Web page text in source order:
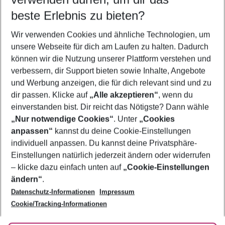
5-8 Nächte
2 Erwachsene Keine Kinder
Mehr Filter anzeigen
Footer
Footer navigation
Über uns
AGB
Bestpreisgarantie
Cookie-Einstellungen ändern
Cookie-Richtlinie
Agenturbetreuung
Barrierefreies Reisen
Folge uns
beste Erlebnis zu bieten?
Wir verwenden Cookies und ähnliche Technologien, um
unsere Webseite für dich am Laufen zu halten. Dadurch
können wir die Nutzung unserer Plattform verstehen und
verbessern, dir Support bieten sowie Inhalte, Angebote
und Werbung anzeigen, die für dich relevant sind und zu
dir passen. Klicke auf „Alle akzeptieren“, wenn du
einverstanden bist. Dir reicht das Nötigste? Dann wähle
„Nur notwendige Cookies“. Unter „Cookies
anpassen“ kannst du deine Cookie-Einstellungen
individuell anpassen. Du kannst deine Privatsphäre-
Einstellungen natürlich jederzeit ändern oder widerrufen
– klicke dazu einfach unten auf „Cookie-Einstellungen
ändern“.
Datenschutz-Informationen
Impressum
Cookie/Tracking-Informationen